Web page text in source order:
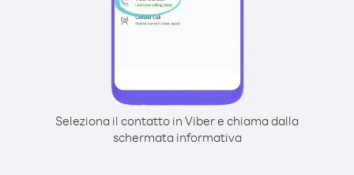
Seleziona il contatto in Viber e chiama dalla
schermata informativa